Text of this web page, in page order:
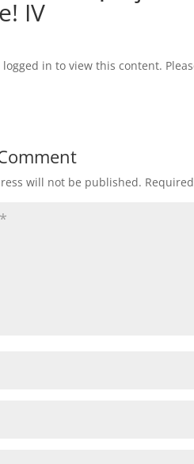
IV
in to view this content.
will not be published.